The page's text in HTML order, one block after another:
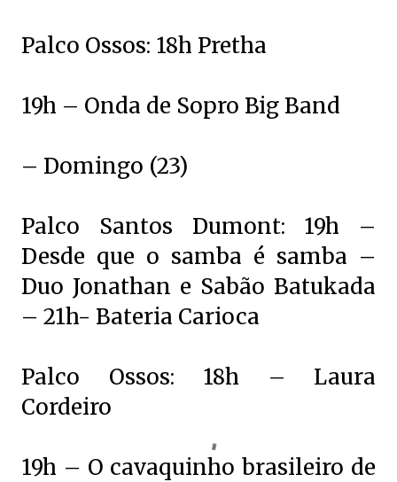
Palco Ossos: 18h Pretha
19h – Onda de Sopro Big Band
– Domingo (23)
Palco Santos Dumont: 19h –
Desde que o samba é samba –
Duo Jonathan e Sabão Batukada
– 21h- Bateria Carioca
Palco Ossos: 18h – Laura
Cordeiro
19h – O cavaquinho brasileiro de